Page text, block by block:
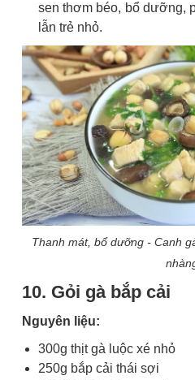
sen thơm béo, bổ dưỡng,
lẫn trẻ nhỏ.
Thanh mát, bổ dưỡng - Canh
10. Gỏi gà bắp cải
Nguyên liệu:
300g thịt gà luộc xé nhỏ
250g bắp cải thái sợi